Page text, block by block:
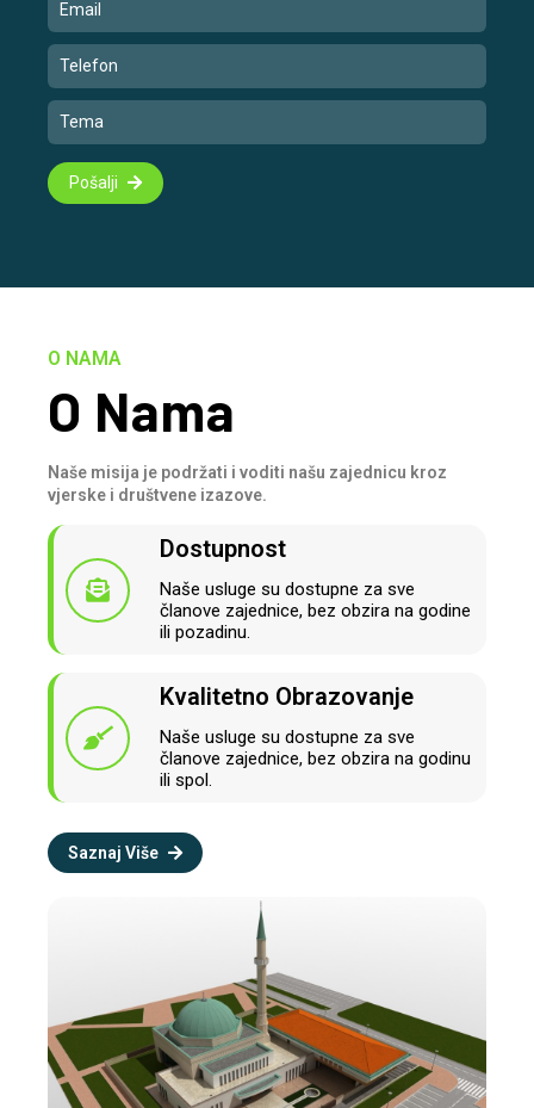
Pošalji
O NAMA
O Nama
Naše misija je podržati i voditi našu zajednicu kroz
vjerske i društvene izazove.
Dostupnost
Naše usluge su dostupne za sve
članove zajednice, bez obzira na godine
ili pozadinu.
Kvalitetno Obrazovanje
Naše usluge su dostupne za sve
članove zajednice, bez obzira na godinu
ili spol.
Saznaj Više